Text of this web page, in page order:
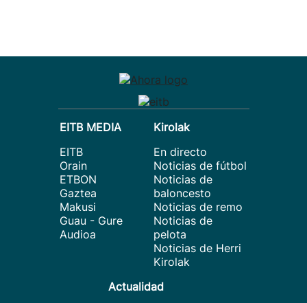
EITB MEDIA
EITB
Orain
ETBON
Gaztea
Makusi
Guau - Gure
Audioa
Kirolak
En directo
Noticias de fútbol
Noticias de
baloncesto
Noticias de remo
Noticias de
pelota
Noticias de Herri
Kirolak
Actualidad